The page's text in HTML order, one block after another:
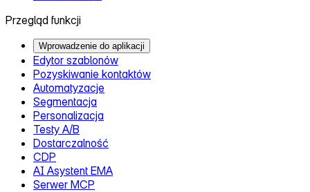
Przegląd funkcji
Wprowadzenie do aplikacji
Edytor szablonów
Pozyskiwanie kontaktów
Automatyzacje
Segmentacja
Personalizacja
Testy A/B
Dostarczalność
CDP
AI Asystent EMA
Serwer MCP